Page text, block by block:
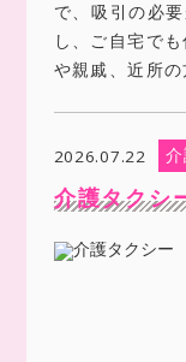
で、吸引の必
し、ご自宅で
や親戚、近所
2026.07.22
介護タクシ